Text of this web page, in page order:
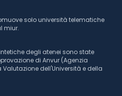
solo università telematiche
miur.
degli atenei sono state
di Anvur (Agenzia
Valutazione dell'Università e della